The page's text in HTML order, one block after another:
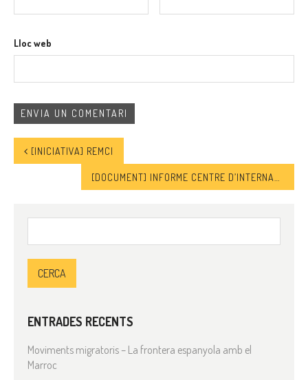
Lloc web
[INICIATIVA] REMCI
ENTRADES RECENTS
Moviments migratoris – La frontera espanyola amb el
Marroc